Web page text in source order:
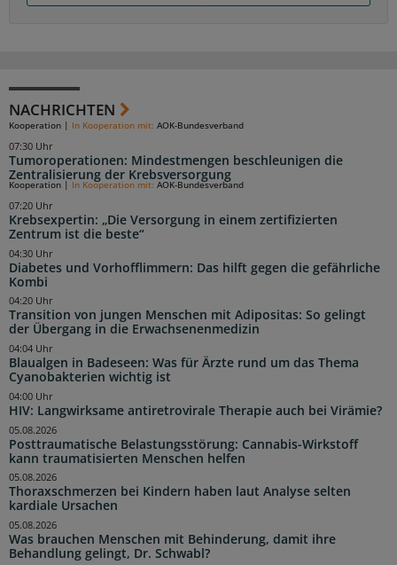
NACHRICHTEN
Tumoroperationen: Mindestmengen beschleunigen die
Zentralisierung der Krebsversorgung
Kooperation In Kooperation mit: AOK-Bundesverband
07:30 Uhr
Krebsexpertin: „Die Versorgung in einem zertifizierten
Zentrum ist die beste“
Kooperation | In Kooperation mit: AOK-Bundesverband
07:20 Uhr
Diabetes und Vorhofflimmern: Das hilft gegen die gefährliche
Kombi
04:30 Uhr
Transition von jungen Menschen mit Adipositas: So gelingt
der Übergang in die Erwachsenenmedizin
04:20 Uhr
Blaualgen in Badeseen: Was für Ärzte rund um das Thema
Cyanobakterien wichtig ist
04:04 Uhr
HIV: Langwirksame antiretrovirale Therapie auch bei Virämie?
04:00 Uhr
Posttraumatische Belastungsstörung: Cannabis-Wirkstoff
kann traumatisierten Menschen helfen
05.08.2026
Thoraxschmerzen bei Kindern haben laut Analyse selten
kardiale Ursachen
05.08.2026
Was brauchen Menschen mit Behinderung, damit ihre
Behandlung gelingt, Dr. Schwabl?
05.08.2026